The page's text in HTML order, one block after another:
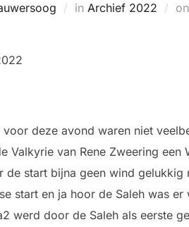
in Archief 2022 on
deze avond waren niet
Valkyrie van Rene Zweering
de start bijna geen wind
start en ja hoor de Saleh was
werd door de Saleh als eerste